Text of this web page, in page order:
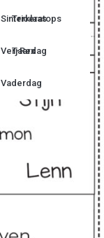
Triceratops
T-Rex
Sinterklaas
Verjaardag
Vaderdag